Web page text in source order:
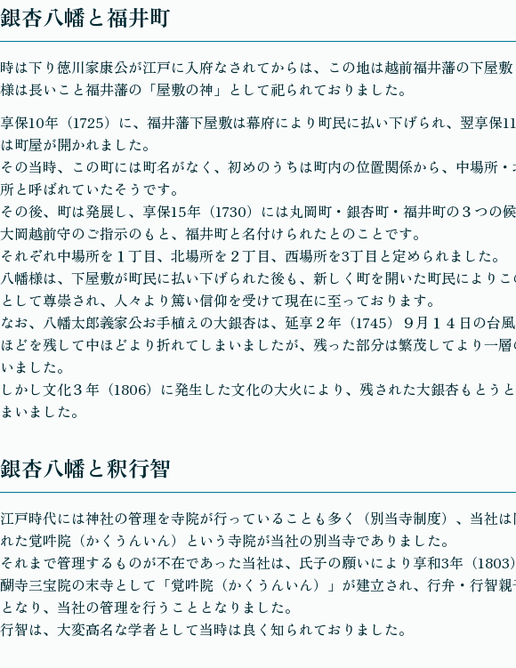
銀杏八幡と福井町
時は下り徳川家康公が江戸に入府なされてからは、この地は越前福井藩の下屋
様は長いこと福井藩の「屋敷の神」として祀られておりました。
享保10年（1725）に、福井藩下屋敷は幕府により町民に払い下げられ、翌享保
は町屋が開かれました。
その当時、この町には町名がなく、初めのうちは町内の位置関係から、中場所
所と呼ばれていたそうです。
その後、町は発展し、享保15年（1730）には丸岡町・銀杏町・福井町の３つの候
大岡越前守のご指示のもと、福井町と名付けられたとのことです。
それぞれ中場所を１丁目、北場所を２丁目、西場所を3丁目と定められました。
八幡様は、下屋敷が町民に払い下げられた後も、新しく町を開いた町民により
として尊崇され、人々より篤い信仰を受けて現在に至っております。
なお、八幡太郎義家公お手植えの大銀杏は、延享２年（1745）９月１４日の台
ほどを残して中ほどより折れてしまいましたが、残った部分は繁茂してより一
いました。
しかし文化３年（1806）に発生した文化の大火により、残された大銀杏もとう
まいました。
銀杏八幡と釈行智
江戸時代には神社の管理を寺院が行っていることも多く（別当寺制度）、当社は
れた覚吽院（かくうんいん）という寺院が当社の別当寺でありました。
それまで管理するものが不在であった当社は、氏子の願いにより享和3年（1803
醐寺三宝院の末寺として「覚吽院（かくうんいん）」が建立され、行弁・行智
となり、当社の管理を行うこととなりました。
行智は、大変高名な学者として当時は良く知られておりました。